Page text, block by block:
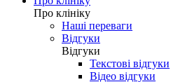
Про клініку
Наші переваги
Відгуки
Відгуки
Текстові відгуки
Відео відгуки